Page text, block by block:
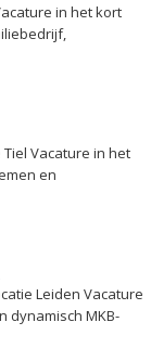
in het kort
Tiel Vacature in het
en
Leiden Vacature
dynamisch MKB-